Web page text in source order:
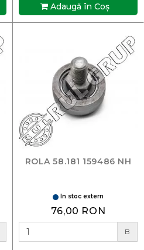
Adaugă în Coş
ROLA 58.181 159486 NH
In stoc extern
76,00 RON
B